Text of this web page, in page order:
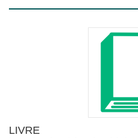
LIVRE